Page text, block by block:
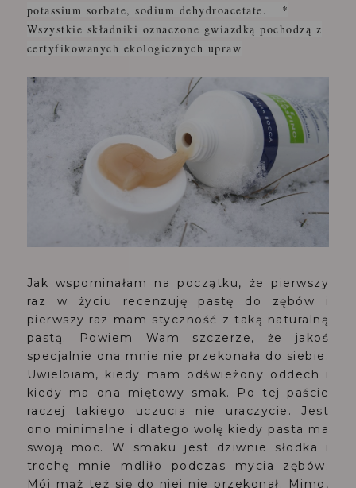
potassium sorbate, sodium dehydroacetate. *
Wszystkie składniki oznaczone gwiazdką pochodzą z
certyfikowanych ekologicznych upraw
Jak wspominałam na początku, że pierwszy
raz w życiu recenzuję pastę do zębów i
pierwszy raz mam styczność z taką naturalną
pastą. Powiem Wam szczerze, że jakoś
specjalnie ona mnie nie przekonała do siebie.
Uwielbiam, kiedy mam odświeżony oddech i
kiedy ma ona miętowy smak. Po tej paście
raczej takiego uczucia nie uraczycie. Jest
ono minimalne i dlatego wolę kiedy pasta ma
swoją moc. W smaku jest dziwnie słodka i
trochę mnie mdliło podczas mycia zębów.
Mój mąż też się do niej nie przekonał. Mimo,